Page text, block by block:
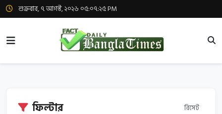
শুক্রবার, ৭ আগস্ট, ২০২৬ ০৫:০৭:২৬ PM
ফিল্টার রিসেট